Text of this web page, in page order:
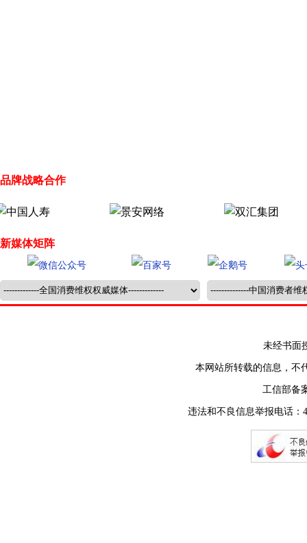
品牌战略合作
新媒体矩阵
未经书面
本网站所转载的信息，不
工信部备
违法和不良信息举报电话